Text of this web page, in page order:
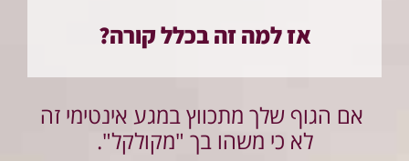
אז למה זה בכלל קורה?
אם הגוף שלך מתכווץ במגע אינטימי זה
לא כי משהו בך "מקולקל".